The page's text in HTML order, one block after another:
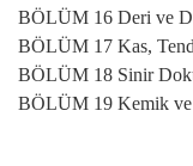
BÖLÜM 16 Deri ve
BÖLÜM 17 Kas,
BÖLÜM 18 Sinir
BÖLÜM 19 Kemik ve